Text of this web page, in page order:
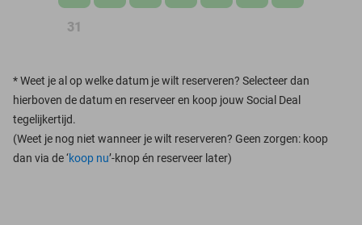
31
*Weet je al op welke datum je wilt reserveren? Selecteer dan
hierboven de datum en reserveer en koop jouw Social Deal
tegelijkertijd.
(Weet je nog niet wanneer je wilt reserveren? Geen zorgen: koop
dan via de ‘koop nu’-knop én reserveer later)